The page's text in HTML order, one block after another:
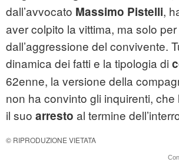
dall’avvocato Massimo Pistelli,
aver colpito la vittima, ma solo
dall’aggressione del convivente.
dinamica dei fatti e la tipologia di
62enne, la versione della
non ha convinto gli inquirenti,
il suo arresto al termine
© RIPRODUZIONE VIETATA